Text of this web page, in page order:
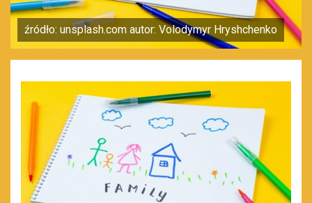
źródło: unsplash.com autor: Volodymyr Hryshchenko